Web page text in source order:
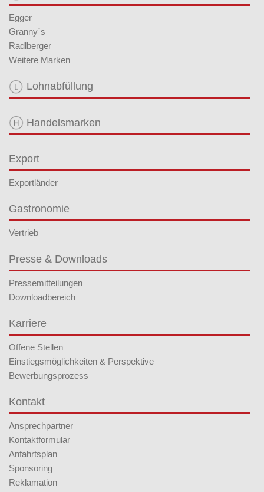
Egger
Granny´s
Radlberger
Weitere Marken
Lohnabfüllung
Handelsmarken
Export
Exportländer
Gastronomie
Vertrieb
Presse & Downloads
Pressemitteilungen
Downloadbereich
Karriere
Offene Stellen
Einstiegsmöglichkeiten & Perspektive
Bewerbungsprozess
Kontakt
Ansprechpartner
Kontaktformular
Anfahrtsplan
Sponsoring
Reklamation